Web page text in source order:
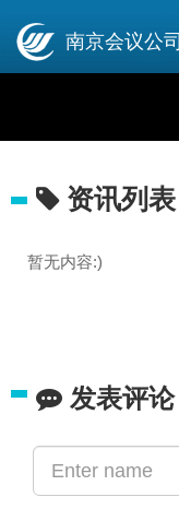
南京会议公司
资讯列表
暂无内容:)
发表评论